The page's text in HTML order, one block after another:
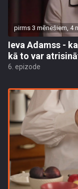
pirms 3 mēnešiem, 4
Ieva Adamss -
kā to var
6. epizode